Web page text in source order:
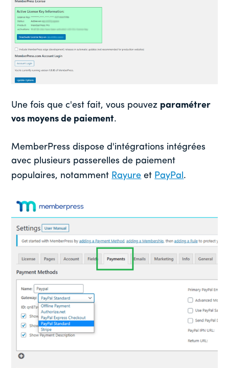
Une fois que c'est fait, vous pouvez paramétrer
vos moyens de paiement.
MemberPress dispose d'intégrations intégrées
avec plusieurs passerelles de paiement
populaires, notamment Rayure et PayPal.